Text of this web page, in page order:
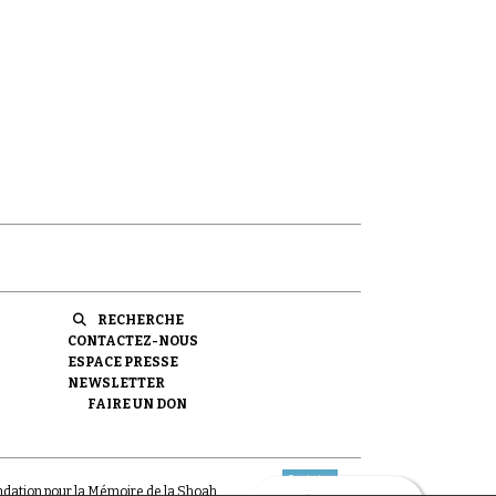
RECHERCHE
CONTACTEZ-NOUS
ESPACE PRESSE
NEWSLETTER
FAIRE UN DON
pour la Mémoire de la Shoah.